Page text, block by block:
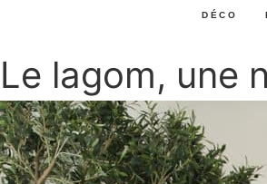
DÉCO
Le lagom, une